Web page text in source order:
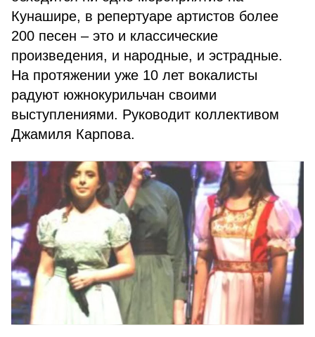
Кунашире, в репертуаре артистов более
200 песен – это и классические
произведения, и народные, и эстрадные.
На протяжении уже 10 лет вокалисты
радуют южнокурильчан своими
выступлениями. Руководит коллективом
Джамиля Карпова.